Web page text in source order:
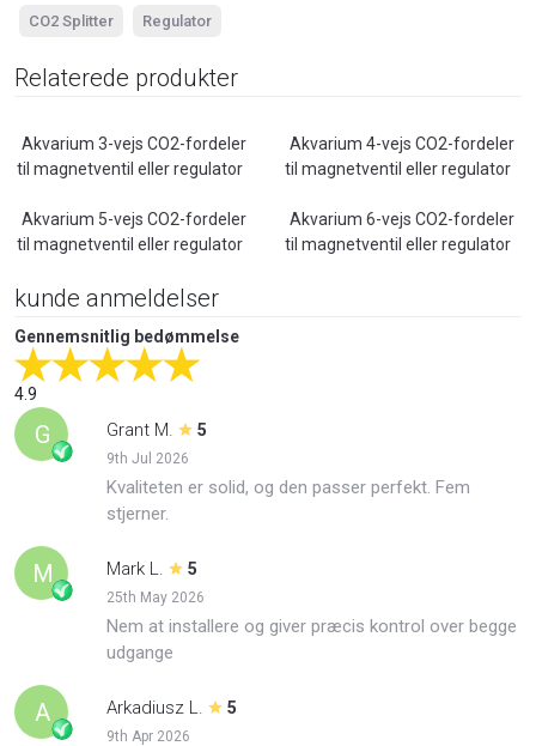
kunde anmeldelser
Gennemsnitlig bedømmelse
4.9
G Grant M. 5
9th Jul 2026
Kvaliteten er solid, og den passer perfekt. Fem
stjerner.
M Mark L. 5
25th May 2026
Nem at installere og giver præcis kontrol over begge
udgange
A Arkadiusz L. 5
9th Apr 2026
CO2 Splitter Regulator
Relaterede produkter
Akvarium 3-vejs CO2-fordeler
til magnetventil eller regulator
Akvarium 4-vejs CO2-fordeler
til magnetventil eller regulator
Akvarium 5-vejs CO2-fordeler
til magnetventil eller regulator
Akvarium 6-vejs CO2-fordeler
til magnetventil eller regulator